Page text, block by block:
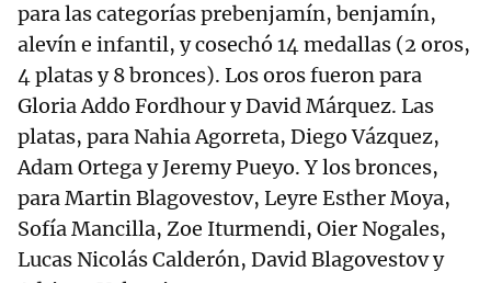
para las categorías prebenjamín, benjamín,
alevín e infantil, y cosechó 14 medallas (2 oros,
4 platas y 8 bronces). Los oros fueron para
Gloria Addo Fordhour y David Márquez. Las
platas, para Nahia Agorreta, Diego Vázquez,
Adam Ortega y Jeremy Pueyo. Y los bronces,
para Martin Blagovestov, Leyre Esther Moya,
Sofía Mancilla, Zoe Iturmendi, Oier Nogales,
Lucas Nicolás Calderón, David Blagovestov y